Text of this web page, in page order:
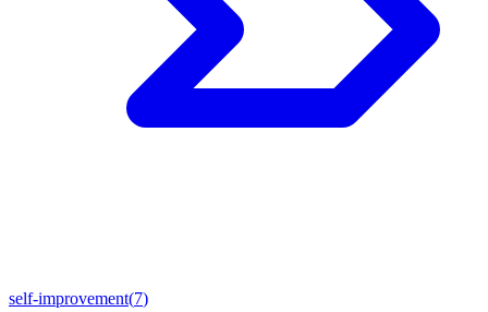
self-improvement(7)